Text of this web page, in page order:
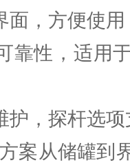
面，方便使用
靠性，适用
护，探杆选
案从储罐到